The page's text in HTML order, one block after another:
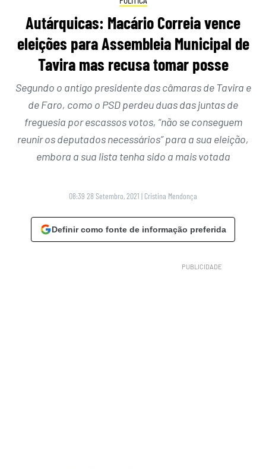
Autárquicas: Macário Correia vence
eleições para Assembleia Municipal de
Tavira mas recusa tomar posse
Segundo o antigo presidente das câmaras de Tavira e
de Faro, como o PSD perdeu duas das juntas de
freguesia por escassos votos, “não se conseguem
reunir os deputados necessários” para a sua eleição,
embora a sua lista tenha sido a mais votada
08:39 28 Setembro, 2021 | Cristina Mendonça
Definir como fonte de informação preferida